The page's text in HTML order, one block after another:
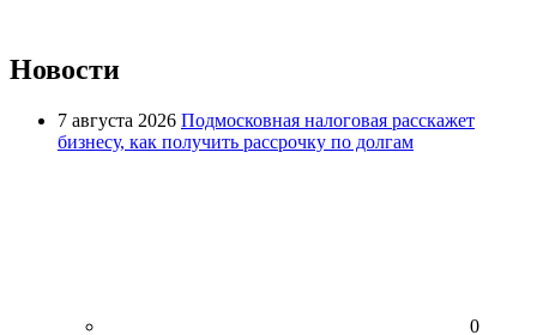
Новости
7 августа 2026 Подмосковная налоговая расскажет
бизнесу, как получить рассрочку по долгам
0